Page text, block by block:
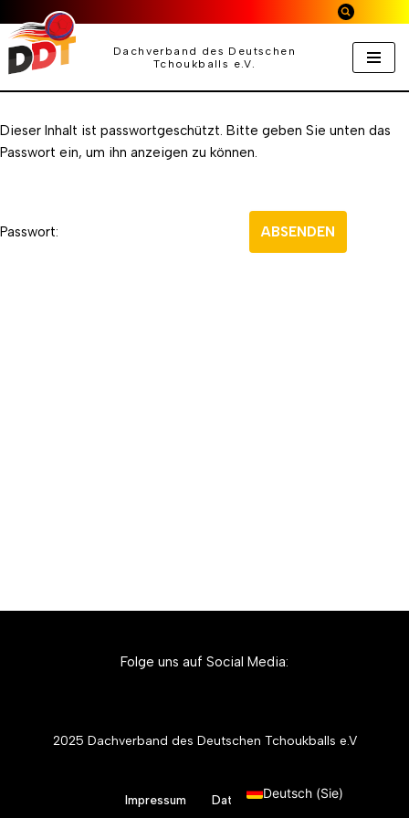
Zum
Inhalt
springen
Dachverband des Deutschen
Tchoukballs e.V.
Dieser Inhalt ist passwortgeschützt. Bitte geben Sie unten das
Passwort ein, um ihn anzeigen zu können.
Passwort:
Folge uns auf Social Media:
2025 Dachverband des Deutschen Tchoukballs e.V
Impressum DatenschutzDeutsch (Sie)